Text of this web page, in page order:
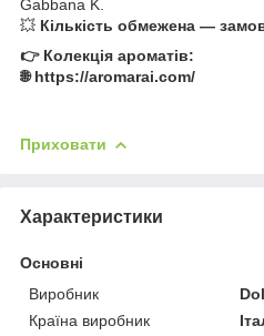
Gabbana K.
💥 Кількість обмежена —
👉 Колекція ароматів:
🌐 https://aromarai.com/
Приховати
Характеристики
Основні
Виробник
Країна виробник